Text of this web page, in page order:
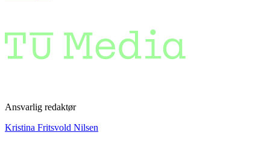
Ansvarlig redaktør
Kristina Fritsvold Nilsen